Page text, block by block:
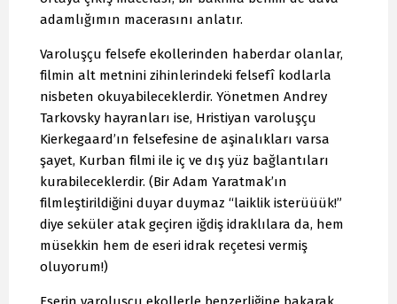
adamlığımın macerasını anlatır.
Varoluşçu felsefe ekollerinden haberdar olanlar,
filmin alt metnini zihinlerindeki felsefî kodlarla
nisbeten okuyabileceklerdir. Yönetmen Andrey
Tarkovsky hayranları ise, Hristiyan varoluşçu
Kierkegaard’ın felsefesine de aşinalıkları varsa
şayet, Kurban filmi ile iç ve dış yüz bağlantıları
kurabileceklerdir. (Bir Adam Yaratmak’ın
filmleştirildiğini duyar duymaz “laiklik isterüüük!”
diye seküler atak geçiren iğdiş idraklılara da, hem
müsekkin hem de eseri idrak reçetesi vermiş
oluyorum!)